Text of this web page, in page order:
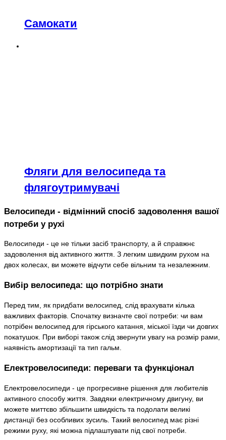
Самокати
Фляги для велосипеда та
флягоутримувачі
Велосипеди - відмінний спосіб задоволення вашої
потреби у рухі
Велосипеди - це не тільки засіб транспорту, а й справжнє
задоволення від активного життя. З легким швидким рухом на
двох колесах, ви можете відчути себе вільним та незалежним.
Вибір велосипеда: що потрібно знати
Перед тим, як придбати велосипед, слід врахувати кілька
важливих факторів. Спочатку визначте свої потреби: чи вам
потрібен велосипед для гірського катання, міської їзди чи довгих
покатушок. При виборі також слід звернути увагу на розмір рами,
наявність амортизації та тип гальм.
Електровелосипеди: переваги та функціонал
Електровелосипеди - це прогресивне рішення для любителів
активного способу життя. Завдяки електричному двигуну, ви
можете миттєво збільшити швидкість та подолати великі
дистанції без особливих зусиль. Такий велосипед має різні
режими руху, які можна підлаштувати під свої потреби.